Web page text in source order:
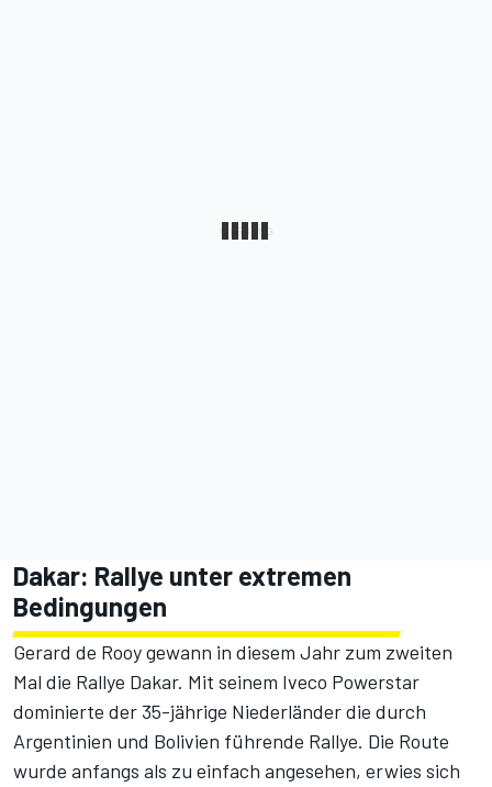
Dakar: Rallye unter extremen
Bedingungen
Gerard de Rooy gewann in diesem Jahr zum zweiten
Mal die Rallye Dakar. Mit seinem Iveco Powerstar
dominierte der 35-jährige Niederländer die durch
Argentinien und Bolivien führende Rallye. Die Route
wurde anfangs als zu einfach angesehen, erwies sich